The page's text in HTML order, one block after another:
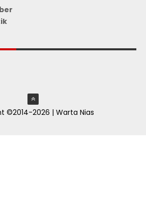
©2014-2026 | Warta Nias